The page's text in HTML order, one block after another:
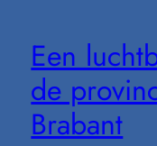
Een
de
Brabant